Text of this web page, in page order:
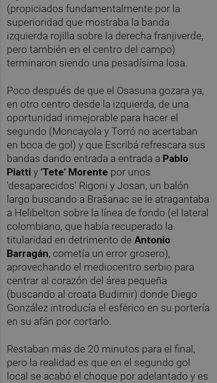
(propiciados fundamentalmente por la
superioridad que mostraba la banda
izquierda rojilla sobre la derecha franjiverde,
pero también en el centro del campo)
terminaron siendo una pesadísima losa.
Poco después de que el Osasuna gozara ya,
en otro centro desde la izquierda, de una
oportunidad inmejorable para hacer el
segundo (Moncayola y Torró no acertaban
en boca de gol) y que Escribá refrescara sus
bandas dando entrada a entrada a Pablo
Piattiy 'Tete' Morente por unos
'desaparecidos' Rigoni y Josan, un balón
largo buscando a Brašanac se le atragantaba
a Helibelton sobre la línea de fondo (el lateral
colombiano, que había recuperado la
titularidad en detrimento deAntonio
Barragán, cometía un error grosero),
aprovechando el mediocentro serbio para
centrar al corazón del área pequeña
(buscando al croata Budimir) donde Diego
González introducía el esférico en su portería
en su afán por cortarlo.
Restaban más de 20 minutos para el final,
pero la realidad es que en el segundo gol
local se acabó el choque por adelantado y es